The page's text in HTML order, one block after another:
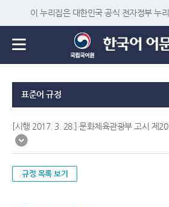
이 누리집은 대한민국 공식 전자정부 누
표준어 규정
[시행 2017. 3. 28.] 문화체육관광부 고시 제
규정 목록 보기